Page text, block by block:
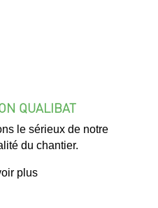
QUALIBAT
le sérieux de notre
du chantier.
plus